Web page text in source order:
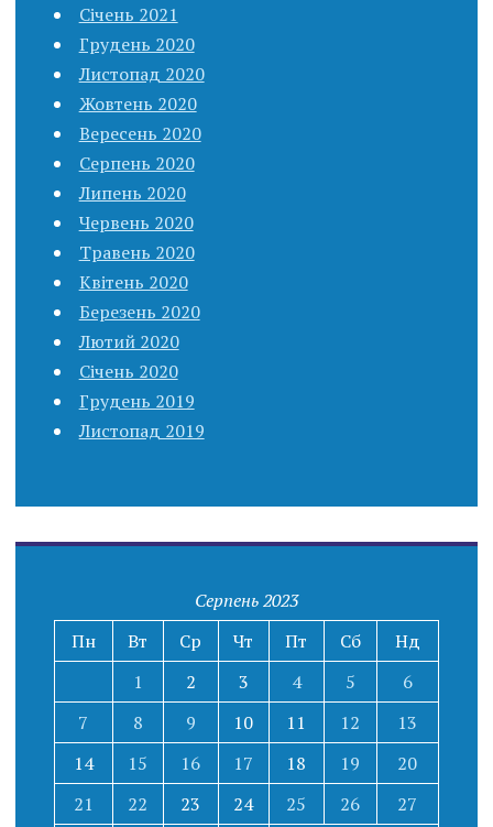
Січень 2021
Грудень 2020
Листопад 2020
Жовтень 2020
Вересень 2020
Серпень 2020
Липень 2020
Червень 2020
Травень 2020
Квітень 2020
Березень 2020
Лютий 2020
Січень 2020
Грудень 2019
Листопад 2019
Серпень 2023
Пн
Вт Ср Чт Пт Сб
Нд
1
2 3 4 5
6
7
8 9 10 11 12
13
14
15 16 17 18 19
20
21
22 23 24 25 26 27